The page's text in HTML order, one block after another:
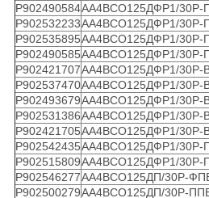
Р902490584АА4ВСО125ДФР1/30Р-
Р902532233АА4ВСО125ДФР1/30Р-
Р902535895АА4ВСО125ДФР1/30Р-
Р902490585АА4ВСО125ДФР1/30Р-
Р902421707АА4ВСО125ДФР1/30Р-
Р902537470АА4ВСО125ДФР1/30Р-
Р902493679АА4ВСО125ДФР1/30Р-
Р902531386АА4ВСО125ДФР1/30Р-
Р902421705АА4ВСО125ДФР1/30Р-
Р902542435АА4ВСО125ДФР1/30Р-
Р902515809АА4ВСО125ДФР1/30Р-
Р902546277АА4ВСО125ДП/30Р-
Р902500279АА4ВСО125ДП/30Р-